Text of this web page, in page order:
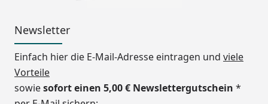
Erhältliche Farben
Schwarz
Dachrinne
mit Fallrohr
Newsletter
Einfach hier die E-Mail-Adresse eintragen und viele
Vorteile
sowiesofort einen 5,00 € Newslettergutschein *